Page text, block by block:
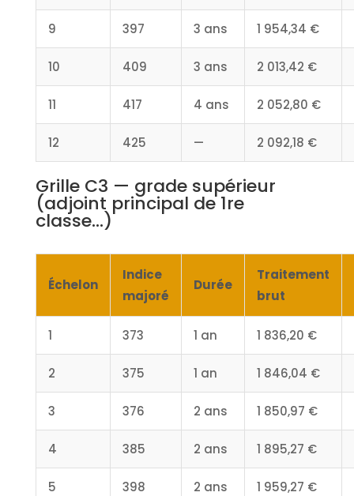
9 397 3 ans 1 954,34 €
10 409 3 ans 2 013,42 €
11 417 4 ans 2 052,80 €
12 425 — 2 092,18 €
Grille C3 — grade supérieur
(adjoint principal de 1re
classe…)
Échelon
Indice
majoré
Durée
Traitement
brut
1 373 1 an 1 836,20 €
2 375 1 an 1 846,04 €
3 376 2 ans 1 850,97 €
4 385 2 ans 1 895,27 €
5 398 2 ans 1 959,27 €